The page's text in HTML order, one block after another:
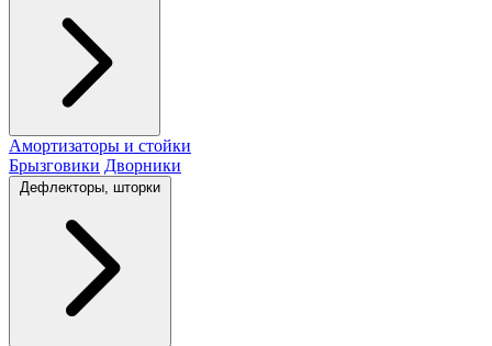
Амортизаторы и стойки
Брызговики Дворники
Дефлекторы, шторки